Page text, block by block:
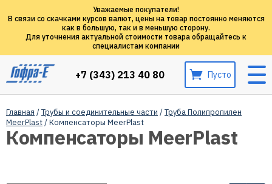
Уважаемые покупатели!
В связи со скачками курсов валют, цены на товар постоянно меняются
как в большую, так и в меньшую сторону.
Для уточнения актуальной стоимости товара обращайтесь к
специалистам компании
+7 (343) 213 40 80 Пусто
Главная /Трубы и соединительные части /Труба Полипропилен
MeerPlast/ Компенсаторы MeerPlast
Компенсаторы MeerPlast